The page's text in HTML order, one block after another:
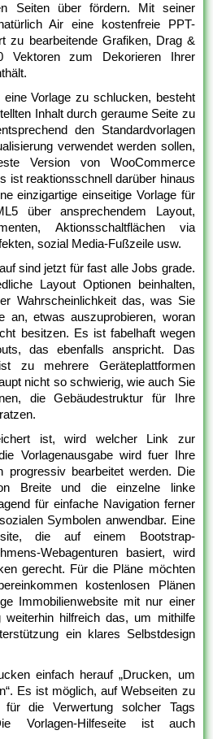
Seiten über fördern. Mit seiner
Air eine kostenfreie PPT-
zu bearbeitende Grafiken, Drag &
Vektoren zum Dekorieren Ihrer
Vorlage zu schlucken, besteht
Inhalt durch geraume Seite zu
den Standardvorlagen
verwendet werden sollen,
Version von WooCommerce
ist reaktionsschnell darüber hinaus
einzigartige einseitige Vorlage für
über ansprechendem Layout,
Aktionsschaltflächen via
sozial Media-Fußzeile usw.
sind jetzt für fast alle Jobs grade.
Layout Optionen beinhalten,
Wahrscheinlichkeit das, was Sie
an, etwas auszuprobieren, woran
besitzen. Es ist fabelhaft wegen
das ebenfalls anspricht. Das
zu mehrere Geräteplattformen
nicht so schwierig, wie auch Sie
die Gebäudestruktur für Ihre
ist, wird welcher Link zur
Vorlagenausgabe wird fuer Ihre
progressiv bearbeitet werden. Die
Breite und die einzelne linke
für einfache Navigation ferner
Symbolen anwendbar. Eine
die auf einem Bootstrap-
Webagenturen basiert, wird
gerecht. Für die Pläne möchten
kostenlosen Plänen
Immobilienwebsite mit nur einer
weiterhin hilfreich das, um mithilfe
ein klares Selbstdesign
einfach herauf „Drucken, um
Es ist möglich, auf Webseiten zu
die Verwertung solcher Tags
Vorlagen-Hilfeseite ist auch